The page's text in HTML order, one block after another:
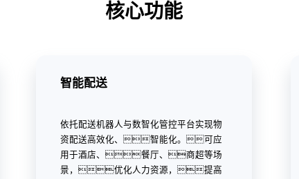
核心功能
智能配送
依托配送机器人与数智化管控平台实现物
资配送高效化、智能化。可应
用于酒店、餐厅、商超等场
景，优化人力资源，提高